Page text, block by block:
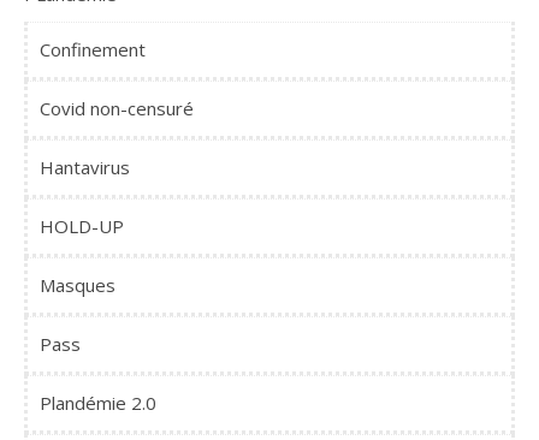
Confinement
Covid non-censuré
Hantavirus
HOLD-UP
Masques
Pass
Plandémie 2.0